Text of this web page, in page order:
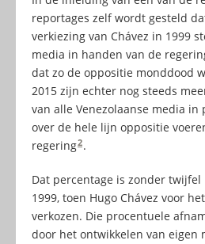
reportages zelf wordt gesteld
verkiezing van Chávez in 1999
media in handen van de
dat zo de oppositie monddood
2015 zijn echter nog steeds
van alle Venezolaanse media in
over de hele lijn oppositie
regering2.
Dat percentage is zonder
1999, toen Hugo Chávez voor
verkozen. Die procentuele
door het ontwikkelen van eigen